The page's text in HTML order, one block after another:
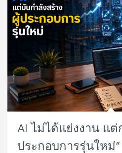
AI ไม่ได้แย่งงาน แต่
ประกอบการรุ่นใหม่